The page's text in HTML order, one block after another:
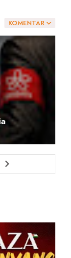
KOMENTAR